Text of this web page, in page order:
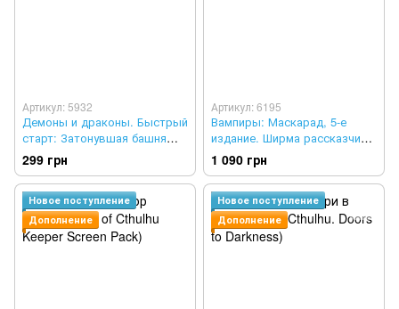
Артикул: 5932
Демоны и драконы. Быстрый
старт: Затонувшая башня
(Dragonbane Quickstart)
299 грн
Артикул: 6195
Вампиры: Маскарад, 5-е
издание. Ширма рассказчика
(Vampire: The Masquerade 5th)
1 090 грн
Новое поступление
Дополнение
Новое поступление
Дополнение